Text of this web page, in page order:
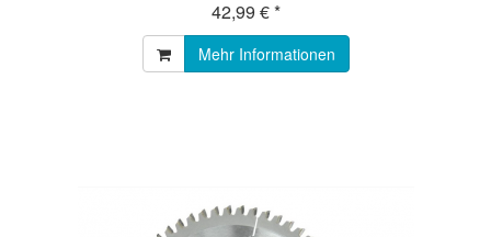
42,99 € *
Mehr Informationen